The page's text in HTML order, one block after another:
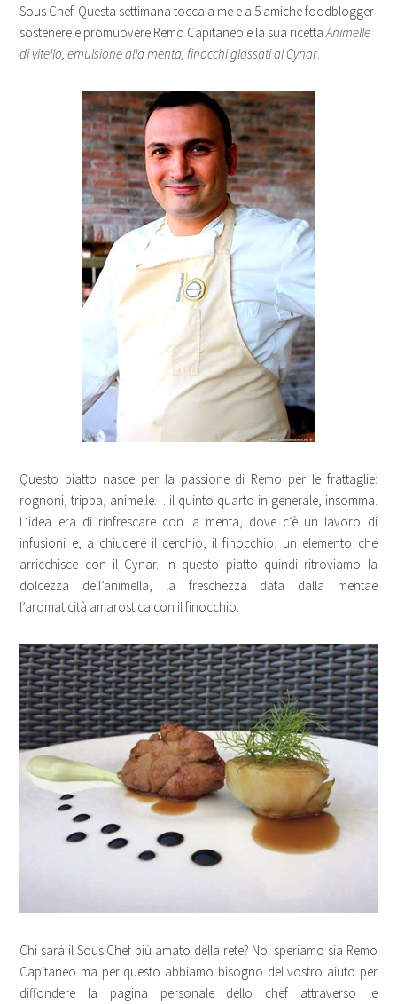
Sous Chef. Questa settimana tocca a me e a 5 amiche foodblogger
sostenere e promuovere Remo Capitaneo e la sua ricettaAnimelle
di vitello, emulsione alla menta, finocchi glassati al Cynar.
Questo piatto nasce per la passione di Remo per le frattaglie:
rognoni, trippa, animelle… il quinto quarto in generale, insomma.
L’idea era di rinfrescare con la menta, dove c’è un lavoro di
infusioni e, a chiudere il cerchio, il finocchio, un elemento che
arricchisce con il Cynar. In questo piatto quindi ritroviamo la
dolcezza dell’animella, la freschezza data dalla mentae
l’aromaticità amarostica con il finocchio.
Chi sarà il Sous Chef più amato della rete? Noi speriamo sia Remo
Capitaneo ma per questo abbiamo bisogno del vostro aiuto per
diffondere la pagina personale dello chef attraverso le